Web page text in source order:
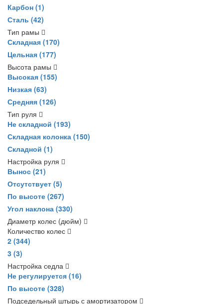
Карбон (1)
Сталь (42)
Тип рамы
Складная (170)
Цельная (177)
Высота рамы
Высокая (155)
Низкая (63)
Средняя (126)
Тип руля
Не складной (193)
Складная колонка (150)
Складной (1)
Настройка руля
Вынос (21)
Отсутствует (5)
По высоте (267)
Угол наклона (330)
Диаметр колес (дюйм)
Количество колес
2 (344)
3 (3)
Настройка седла
Не регулируется (16)
По высоте (328)
Подседельный штырь с амортизатором